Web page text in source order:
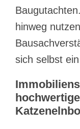
hinweg
sich selbst